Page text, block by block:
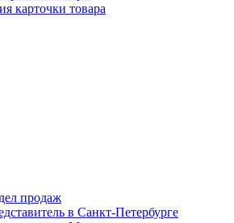
карточки товара
продаж
в Санкт-Петербурге